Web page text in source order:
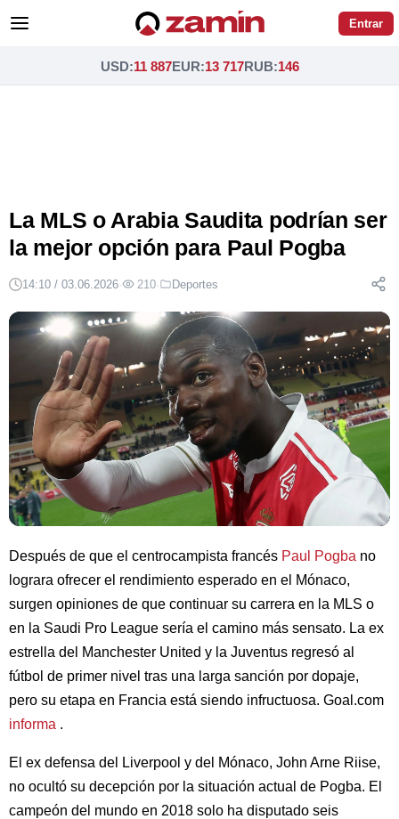
Entrar
USD:11 887EUR:13 717RUB:146
La MLS o Arabia Saudita podrían ser
la mejor opción para Paul Pogba
14:10 / 03.06.2026· 210· Deportes
Después de que el centrocampista francés Paul Pogba no
lograra ofrecer el rendimiento esperado en el Mónaco,
surgen opiniones de que continuar su carrera en la MLS o
en la Saudi Pro League sería el camino más sensato. La ex
estrella del Manchester United y la Juventus regresó al
fútbol de primer nivel tras una larga sanción por dopaje,
pero su etapa en Francia está siendo infructuosa. Goal.com
informa .
El ex defensa del Liverpool y del Mónaco, John Arne Riise,
no ocultó su decepción por la situación actual de Pogba. El
campeón del mundo en 2018 solo ha disputado seis